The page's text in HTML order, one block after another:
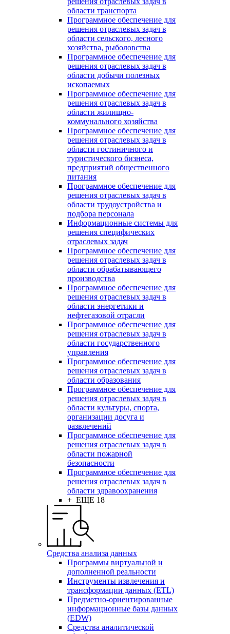
области транспорта
Программное обеспечение для
решения отраслевых задач в
области сельского, лесного
хозяйства, рыболовства
Программное обеспечение для
решения отраслевых задач в
области добычи полезных
ископаемых
Программное обеспечение для
решения отраслевых задач в
области жилищно-
коммунального хозяйства
Программное обеспечение для
решения отраслевых задач в
области гостиничного и
туристического бизнеса,
предприятий общественного
питания
Программное обеспечение для
решения отраслевых задач в
области трудоустройства и
подбора персонала
Информационные системы для
решения специфических
отраслевых задач
Программное обеспечение для
решения отраслевых задач в
области обрабатывающего
производства
Программное обеспечение для
решения отраслевых задач в
области энергетики и
нефтегазовой отрасли
Программное обеспечение для
решения отраслевых задач в
области государственного
управления
Программное обеспечение для
решения отраслевых задач в
области образования
Программное обеспечение для
решения отраслевых задач в
области культуры, спорта,
организации досуга и
развлечений
Программное обеспечение для
решения отраслевых задач в
области пожарной
безопасности
Программное обеспечение для
решения отраслевых задач в
области здравоохранения
+ ЕЩЕ 18
Средства анализа данных
Программы виртуальной и
дополненной реальности
Инструменты извлечения и
трансформации данных (ETL)
Предметно-ориентированные
информационные базы данных
(EDW)
Средства аналитической